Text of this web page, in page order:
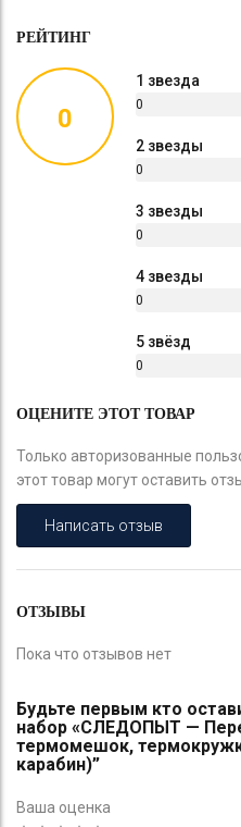
РЕЙТИНГ
0
1 звезда
0
2 звезды
0
3 звезды
0
4 звезды
0
5 звёзд
0
ОЦЕНИТЕ ЭТОТ ТОВАР
Только авторизованные
этот товар могут оставить
Написать отзыв
ОТЗЫВЫ
Пока что отзывов нет
Будьте первым кто
набор «СЛЕДОПЫТ —
термомешок,
карабин)”
Ваша оценка